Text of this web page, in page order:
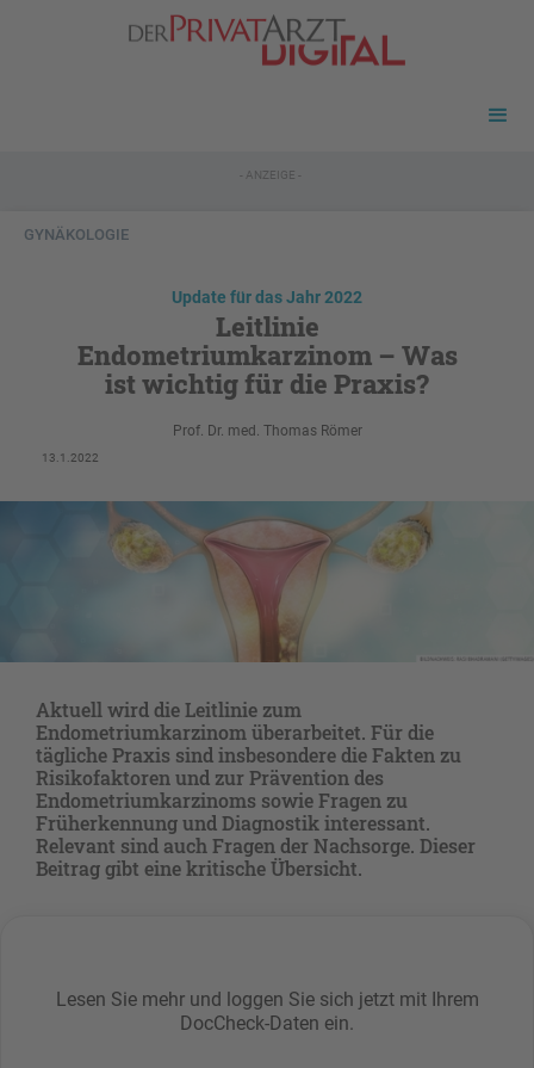
- ANZEIGE -
GYNÄKOLOGIE
Update für das Jahr 2022
Leitlinie
Endometriumkarzinom – Was
ist wichtig für die Praxis?
Prof. Dr. med. Thomas Römer
13.1.2022
Aktuell wird die Leitlinie zum
Endometriumkarzinom überarbeitet. Für die
tägliche Praxis sind insbesondere die Fakten zu
Risikofaktoren und zur Prävention des
Endometriumkarzinoms sowie Fragen zu
Früherkennung und Diagnostik interessant.
Relevant sind auch Fragen der Nachsorge. Dieser
Beitrag gibt eine kritische Übersicht.
Lesen Sie mehr und loggen Sie sich jetzt mit Ihrem
DocCheck-Daten ein.